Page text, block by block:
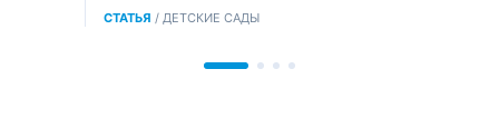
СТАТЬЯ / ДЕТСКИЕ САДЫ